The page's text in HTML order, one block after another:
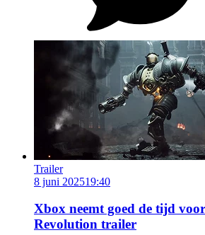
Trailer
8 juni 202519:40
Xbox neemt goed de tijd
Revolution trailer